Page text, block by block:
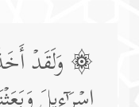
۞ وَلَقَدۡ أَخَذَ